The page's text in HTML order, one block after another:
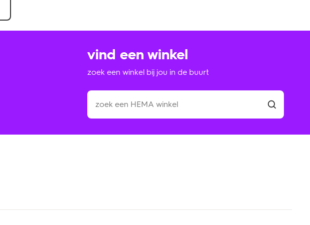
vind een winkel
zoek een winkel bij jou in de buurt